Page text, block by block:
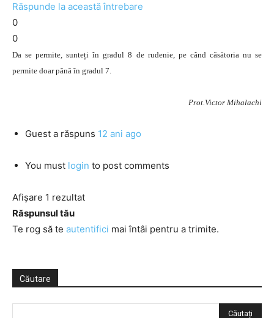
Răspunde la această întrebare
0
0
Da se permite, sunteți în gradul 8 de rudenie, pe când căsătoria nu se
permite doar până în gradul 7.
Prot.Victor Mihalachi
Guest a răspuns 12 ani ago
You must login to post comments
Afișare 1 rezultat
Răspunsul tău
Te rog să te autentifici mai întâi pentru a trimite.
Căutare